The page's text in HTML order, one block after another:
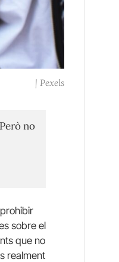
| Pexels
no
sobre el
que no
realment